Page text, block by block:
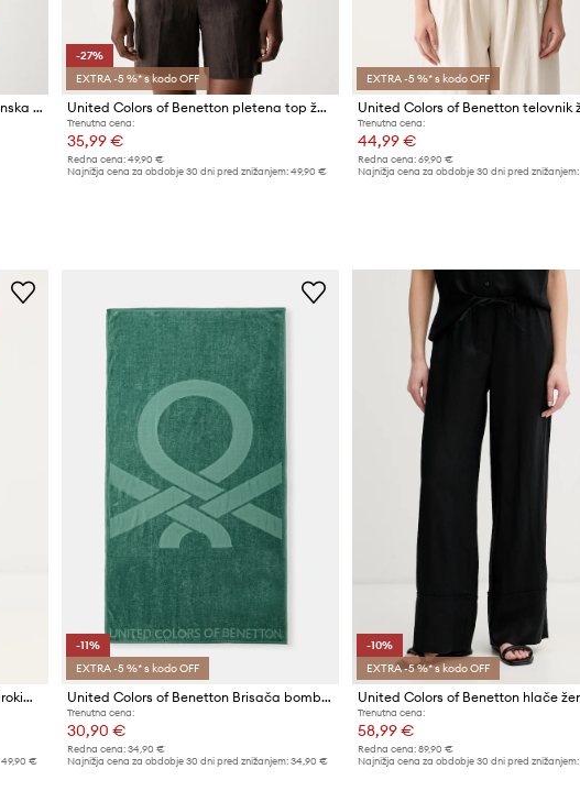
United Colors of Benetton srajca ženska luknjičasta
-27%
EXTRA -5 %* s kodo OFF
United Colors of Benetton pletena top ženska luknjičasta
Trenutna cena:
35,99 €
Redna cena: 49,90 €
Najnižja cena za obdobje 30 dni pred znižanjem: 49,90 €
EXTRA -5 %* s kodo OFF
Trenutna cena:
44,99 €
Redna cena: 69,90 €
Najnižja cena za obdobje 30 dni pred znižanjem:
United Colors of Benetton hlače s širokimi hlačnicami ženske viskozne
49,90 €
-11%
EXTRA -5 %* s kodo OFF
United Colors of Benetton Brisača bombažna
Trenutna cena:
30,90 €
Redna cena: 34,90 €
Najnižja cena za obdobje 30 dni pred znižanjem: 34,90 €
-10%
EXTRA -5 %* s kodo OFF
Trenutna cena:
58,99 €
Redna cena: 89,90 €
Najnižja cena za obdobje 30 dni pred znižanjem: